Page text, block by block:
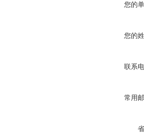
您的
您的
联系
常用